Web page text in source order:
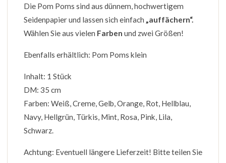
Die Pom Poms sind aus dünnem, hochwertigem
Seidenpapier und lassen sich einfach
„auffächern“.
Wählen Sie aus vielen Farben und zwei Größen!
Ebenfalls erhältlich: Pom Poms klein
Inhalt: 1 Stück
DM: 35 cm
Farben: Weiß, Creme, Gelb, Orange, Rot, Hellblau,
Navy, Hellgrün, Türkis, Mint, Rosa, Pink, Lila,
Schwarz.
Achtung: Eventuell längere Lieferzeit! Bitte teilen Sie